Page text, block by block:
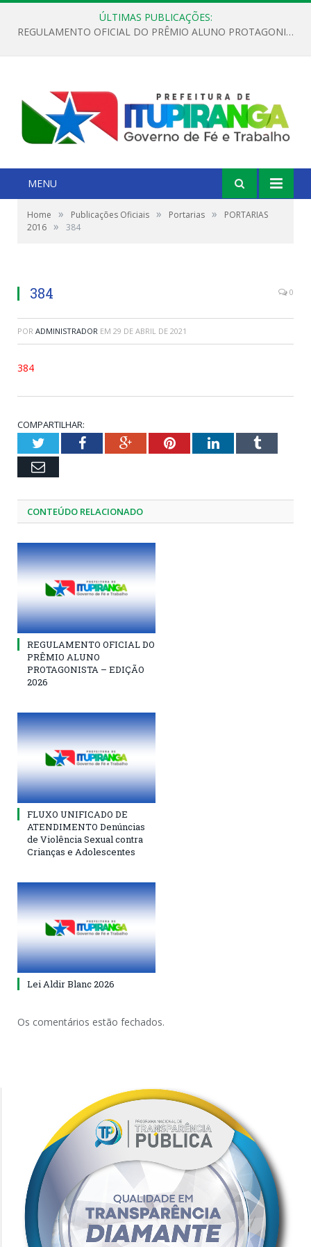
ÚLTIMAS PUBLICAÇÕES:
REGULAMENTO OFICIAL DO PRÊMIO ALUNO PROTAGONISTA – EDIÇÃO 2026
MENU
Home » Publicações Oficiais » Portarias »
PORTARIAS
2016 » 384
384 0
POR ADMINISTRADOR EM 29 DE ABRIL DE 2021
384
COMPARTILHAR:
TwitterFacebookGoogle+PinterestLinkedInTumblr
Email
CONTEÚDO RELACIONADO
REGULAMENTO OFICIAL DO
PRÊMIO ALUNO
PROTAGONISTA – EDIÇÃO
2026
FLUXO UNIFICADO DE
ATENDIMENTO Denúncias
de Violência Sexual contra
Crianças e Adolescentes
Lei Aldir Blanc 2026
Os comentários estão fechados.